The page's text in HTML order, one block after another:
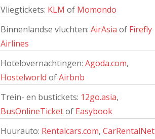
Vliegtickets: KLM of Momondo
Binnenlandse vluchten: AirAsia of Firefly
Airlines
Hotelovernachtingen: Agoda.com,
Hostelworld ofAirbnb
Trein- en bustickets: 12go.asia,
BusOnlineTicketof Easybook
Huurauto: Rentalcars.com, CarRentalNet